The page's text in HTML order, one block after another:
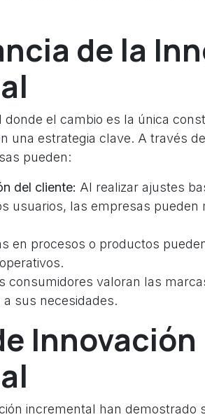
de la
el cambio es la única
una estrategia clave. A través
pueden:
del cliente: Al realizar ajustes
usuarios, las empresas pueden
en procesos o productos
consumidores valoran las
sus necesidades.
Innovación
incremental han demostrado